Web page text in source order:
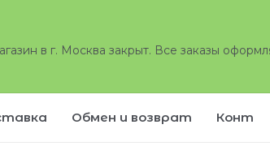
в г. Москва закрыт. Все заказы
Обмен и возврат